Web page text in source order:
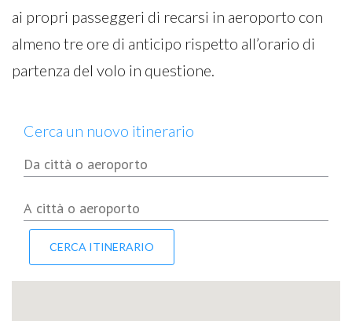
ai propri passeggeri di recarsi in aeroporto con
almeno tre ore di anticipo rispetto all’orario di
partenza del volo in questione.
Cerca un nuovo itinerario